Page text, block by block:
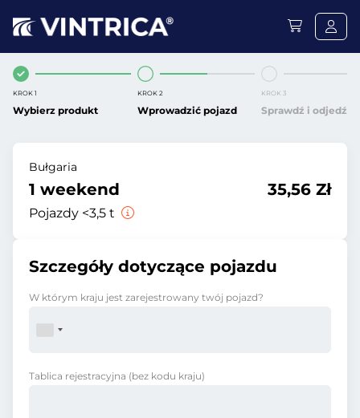
KROK 1
Wybierz produkt
KROK 2
Wprowadzić pojazd
KROK 3
Sprawdź i odjedź
Bułgaria
1 weekend
Pojazdy <3,5 t
35,56 Zł
Szczegóły dotyczące pojazdu
W którym kraju jest zarejestrowany twój pojazd?
Tablica rejestracyjna (bez kodu kraju)